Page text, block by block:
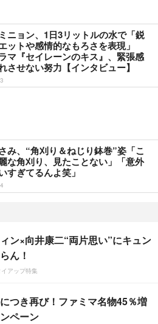
ニョン、1日3リットルの水で「鋭
ットや感情的なもろさを表現」
マ『セイレーンのキス』、緊張感
させない努力【インタビュー】
み、“角刈り＆ねじり鉢巻”姿「こ
な角刈り、見たことない」「意外
すぎてるんよ笑」
ン×向井康二“両片思い”にキュン
ん！
アップ特集
つき再び！ファミマ名物45％増
ペーン